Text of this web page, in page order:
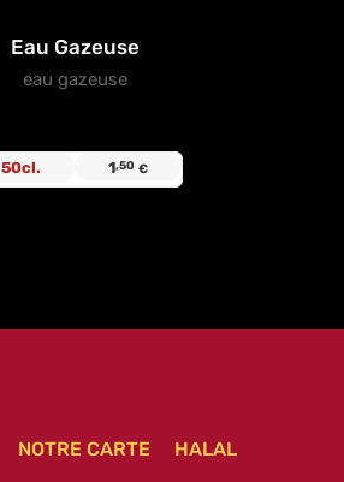
Eau Gazeuse
eau gazeuse
50cl. 1,50 €
NOTRE CARTE HALAL